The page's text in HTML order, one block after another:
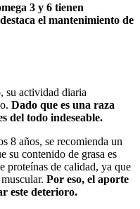
3 y 6 tienen
el mantenimiento de
su actividad diaria
Dado que es una raza
del todo indeseable.
8 años, se recomienda un
su contenido de grasa es
proteínas de calidad, ya que
Por eso, el aporte
este deterioro.